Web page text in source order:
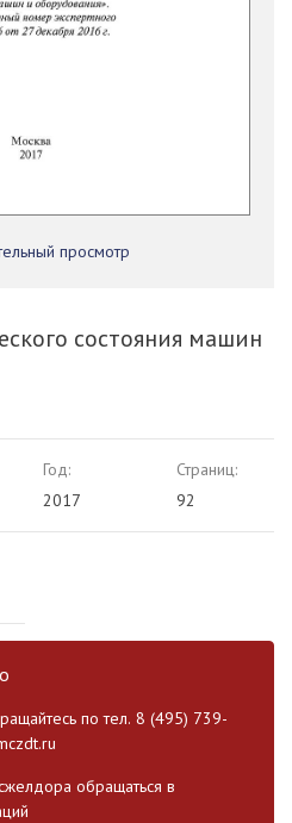
просмотр
состояния машин
Год:
2017
Страниц:
92
по тел. 8 (495) 739-
обращаться в